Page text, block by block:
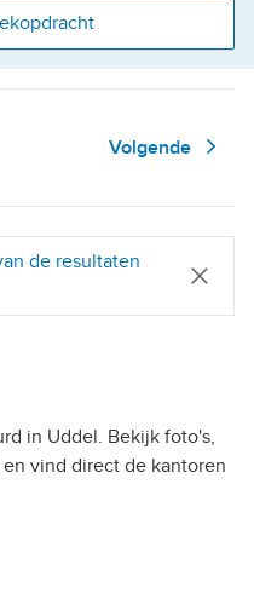
Volgende
de resultaten
in Uddel. Bekijk foto's,
vind direct de kantoren